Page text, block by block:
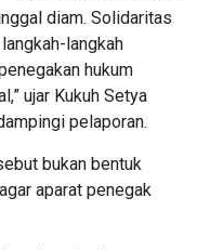
diam. Solidaritas
langkah
hukum
ujar Kukuh Setya
pelaporan.
bukan bentuk
aparat penegak